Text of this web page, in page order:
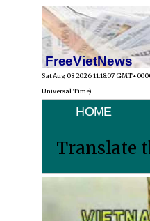
FreeVietNews
Sat Aug 08 2026 11:18:07
Universal Time)
HOME
Translate